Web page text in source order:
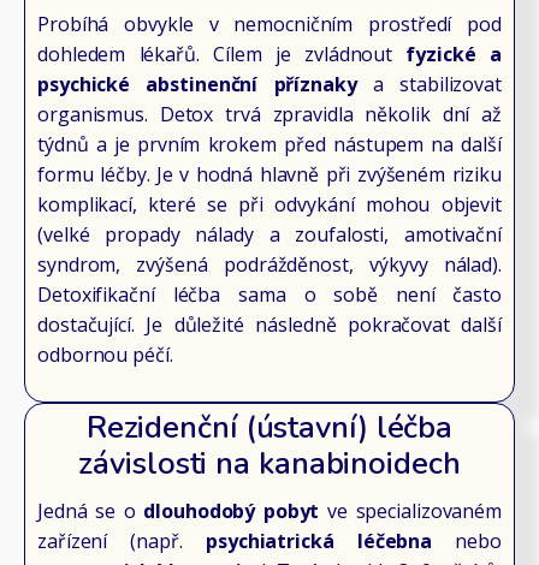
Probíhá obvykle v nemocničním prostředí pod
dohledem lékařů. Cílem je zvládnout fyzické a
psychické abstinenční příznakya stabilizovat
organismus. Detox trvá zpravidla několik dní až
týdnů a je prvním krokem před nástupem na další
formu léčby. Je v hodná hlavně při zvýšeném riziku
komplikací, které se při odvykání mohou objevit
(velké propady nálady a zoufalosti, amotivační
syndrom, zvýšená podrážděnost, výkyvy nálad).
Detoxifikační léčba sama o sobě není často
dostačující. Je důležité následně pokračovat další
odbornou péčí.
Rezidenční (ústavní) léčba
závislosti na kanabinoidech
Jedná se o dlouhodobý pobyt ve specializovaném
zařízení (např. psychiatrická léčebna nebo